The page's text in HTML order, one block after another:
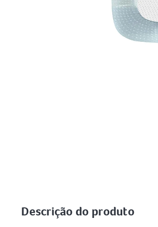
Descrição do produto